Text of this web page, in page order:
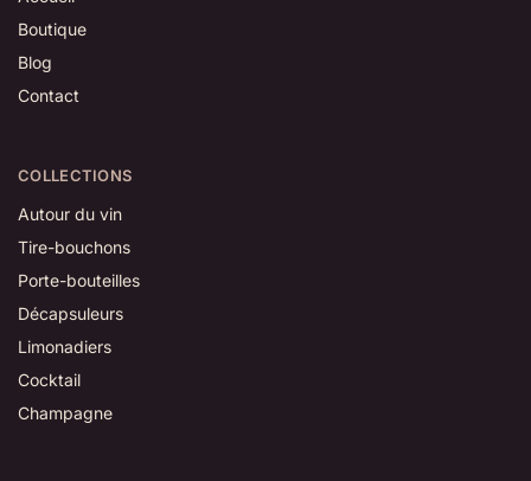
Boutique
Blog
Contact
COLLECTIONS
Autour du vin
Tire-bouchons
Porte-bouteilles
Décapsuleurs
Limonadiers
Cocktail
Champagne